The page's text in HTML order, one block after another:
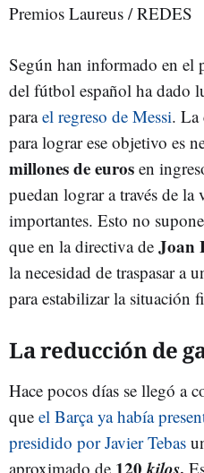
Premios Laureus / REDES
Según han informado en el
del fútbol español ha dado
parael regreso de Messi. La
para lograr ese objetivo es
millones de euros en
puedan lograr a través de la
importantes. Esto no
que en la directiva de Joan
la necesidad de traspasar a
para estabilizar la situación
La reducción de
Hace pocos días se llegó a
que el Barça ya había
presidido por Javier Tebas
aproximado de 120kilos.